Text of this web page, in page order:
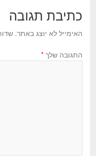
כתיבת תגובה
האימייל לא יוצג באתר.
התגובה שלך *